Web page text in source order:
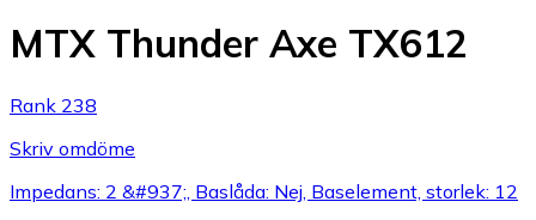
MTX Thunder Axe TX612
Rank 238
Skriv omdöme
Impedans: 2 &#937;, Baslåda: Nej, Baselement, storlek: 12